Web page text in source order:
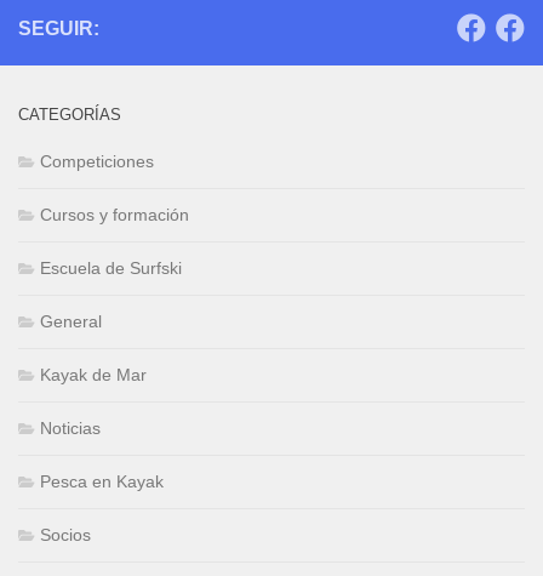
SEGUIR:
CATEGORÍAS
Competiciones
Cursos y formación
Escuela de Surfski
General
Kayak de Mar
Noticias
Pesca en Kayak
Socios